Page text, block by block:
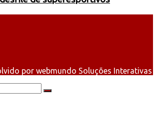
por webmundo Soluções Interativas